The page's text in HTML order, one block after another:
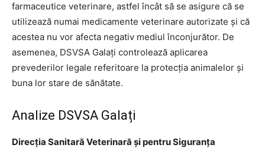
farmaceutice veterinare, astfel încât să se asigure că se
utilizează numai medicamente veterinare autorizate și că
acestea nu vor afecta negativ mediul înconjurător. De
asemenea, DSVSA Galați controlează aplicarea
prevederilor legale referitoare la protecția animalelor și
buna lor stare de sănătate.
Analize DSVSA Galați
Direcția Sanitară Veterinară și pentru Siguranța